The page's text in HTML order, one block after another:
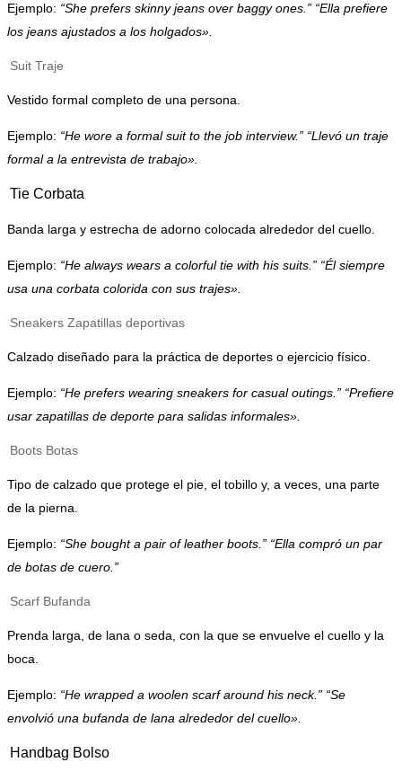
Ejemplo: “She prefers skinny jeans over baggy ones.” “Ella prefiere
los jeans ajustados a los holgados».
Suit Traje
Vestido formal completo de una persona.
Ejemplo: “He wore a formal suit to the job interview.” “Llevó un traje
formal a la entrevista de trabajo».
Tie Corbata
Banda larga y estrecha de adorno colocada alrededor del cuello.
Ejemplo: “He always wears a colorful tie with his suits.” “Él siempre
usa una corbata colorida con sus trajes».
Sneakers Zapatillas deportivas
Calzado diseñado para la práctica de deportes o ejercicio físico.
Ejemplo: “He prefers wearing sneakers for casual outings.” “Prefiere
usar zapatillas de deporte para salidas informales».
Boots Botas
Tipo de calzado que protege el pie, el tobillo y, a veces, una parte
de la pierna.
Ejemplo: “She bought a pair of leather boots.” “Ella compró un par
de botas de cuero.”
Scarf Bufanda
Prenda larga, de lana o seda, con la que se envuelve el cuello y la
boca.
Ejemplo: “He wrapped a woolen scarf around his neck.” “Se
envolvió una bufanda de lana alrededor del cuello».
Handbag Bolso